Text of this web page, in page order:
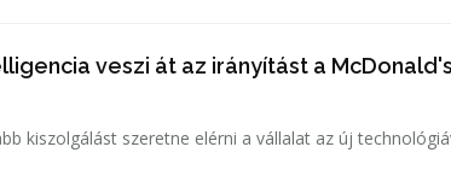
veszi át az irányítást a McDonald's
kiszolgálást szeretne elérni a vállalat az új